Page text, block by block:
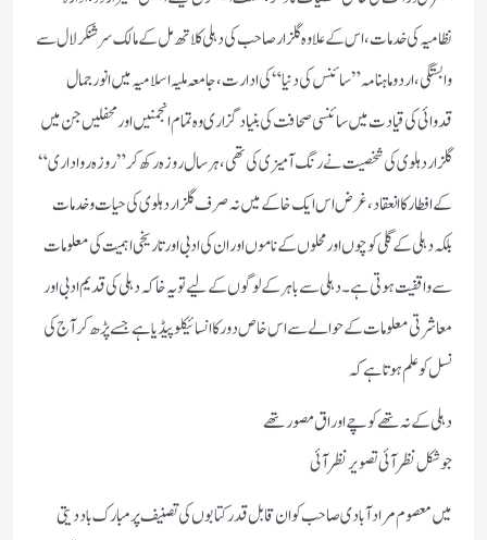
نظامیہ کی خدمات، اس کے علاوہ گلزار صاحب کی دہلی کلاتھ مل کے مالک سرشنکر لال سے
وابستگی، اردو ماہنامہ ”سائنس کی دنیا“کی ادارت،جامعہ ملیہ اسلامیہ میں انور جمال
قدوائی کی قیادت میں سائنسی صحافت کی بنیاد گزاری وہ تمام انجمنیں اور محفلیں جن میں
گلزار دہلوی کی شخصیت نے رنگ آمیزی کی تھی، ہر سال روزہ رکھ کر ”روزہ رواداری“
کے افطار کا انعقاد، غرض اس ایک خاکے میں نہ صرف گلزار دہلوی کی حیات و خدمات
بلکہ دہلی کے گلی کوچوں اور محلوں کے ناموں اور ان کی ادبی اور تاریخی اہمیت کی معلومات
سے واقفیت ہوتی ہے۔ دہلی سے باہر کے لوگوں کے لیے تو یہ خاکہ دہلی کی قدیم ادبی اور
معاشرتی معلومات کے حوالے سے اس خاص دور کا انسائیکلو پیڈیا ہے جسے پڑھ کر آج کی
نسل کو علم ہوتا ہے کہ
دہلی کے نہ تھے کوچے اوراق مصورتھے
جو شکل نظر آئی تصویر نظرآئی
میں معصوم مرادآبادی صاحب کو ان قابل قدر کتابوں کی تصنیف پر مبارک باد دیتی